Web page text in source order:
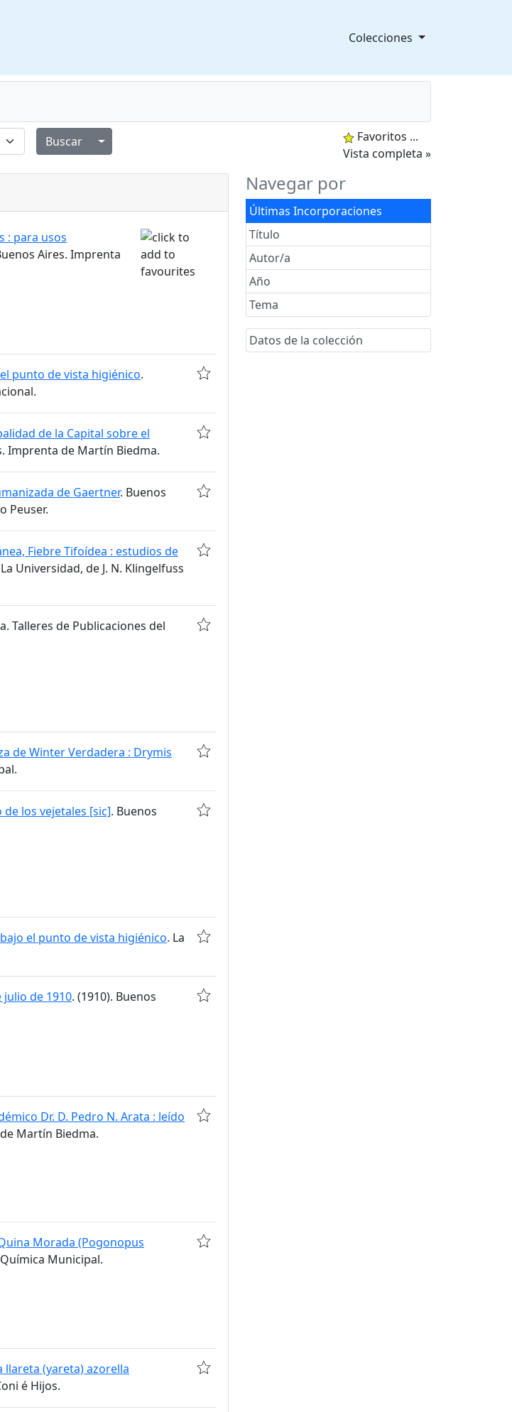
Colecciones
Alternar menú desplegable
Favoritos ...
Vista completa »
Navegar por
Últimas Incorporaciones
Título
Autor/a
Año
Tema
Datos de la colección
: para usos
Aires. Imprenta
punto de vista higiénico.
de la Capital sobre el
Imprenta de Martín Biedma.
de Gaertner. Buenos
Peuser.
Fiebre Tifoídea : estudios de
Universidad, de J. N. Klingelfuss
Talleres de Publicaciones del
de Winter Verdadera : Drymis
los vejetales [sic]. Buenos
el punto de vista higiénico. La
de 1910. (1910). Buenos
Dr. D. Pedro N. Arata : leído
Martín Biedma.
Morada (Pogonopus
Municipal.
llareta (yareta) azorella
é Hijos.